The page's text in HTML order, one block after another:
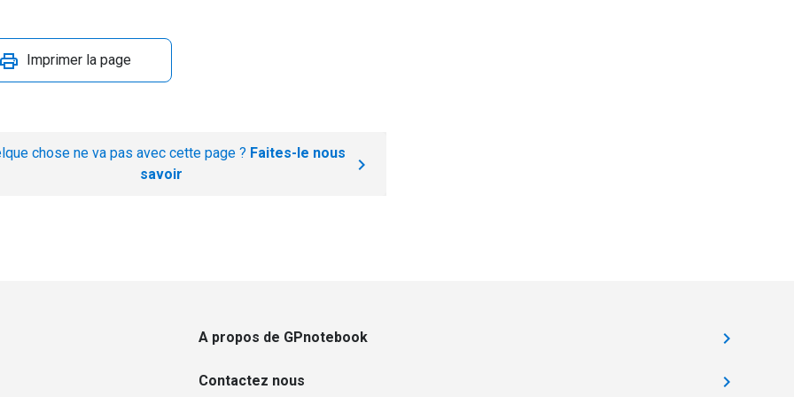
Imprimer la page
chose ne va pas avec cette page ? Faites-le nous
savoir
A propos de GPnotebook
Contactez nous